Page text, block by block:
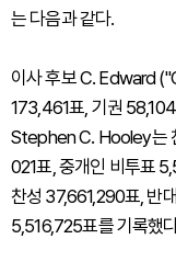
는 다음과 같다.
이사 후보 C. Edward
173,461표, 기권
Stephen C. Hooley는
021표, 중개인 비투표
찬성 37,661,290표, 반
5,516,725표를 기록했